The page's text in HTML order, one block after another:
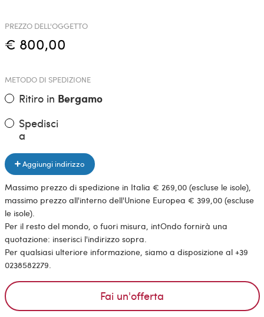
PREZZO DELL'OGGETTO
€ 800,00
METODO DI SPEDIZIONE
Ritiro in Bergamo
Spedisci
a
Aggiungi indirizzo
Massimo prezzo di spedizione in Italia € 269,00 (escluse le isole),
massimo prezzo all'interno dell'Unione Europea € 399,00 (escluse
le isole).
Per il resto del mondo, o fuori misura, intOndo fornirà una
quotazione: inserisci l'indirizzo sopra.
Per qualsiasi ulteriore informazione, siamo a disposizione al +39
0238582279.
Fai un'offerta